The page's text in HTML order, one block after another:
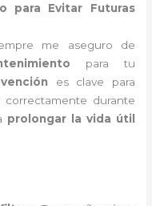
para Evitar Futuras
me aseguro de
para tu
es clave para
durante
prolongar la vida útil